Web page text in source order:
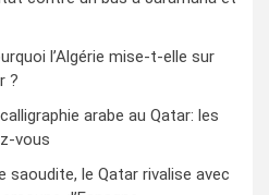
l’Algérie mise-t-elle sur
?
arabe au Qatar: les
vous
saoudite, le Qatar rivalise avec